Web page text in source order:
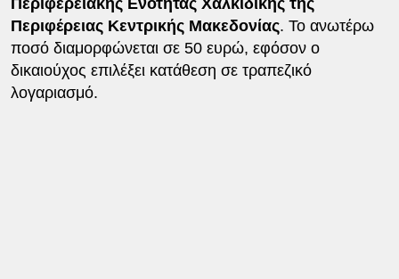
Περιφέρειας Κεντρικής Μακεδονίας. Το ανωτέρω
ποσό διαμορφώνεται σε 50 ευρώ, εφόσον ο
δικαιούχος επιλέξει κατάθεση σε τραπεζικό
λογαριασμό.